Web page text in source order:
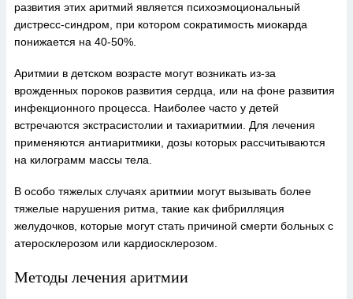
развития этих аритмий является психоэмоциональный
дистресс-синдром, при котором сократимость миокарда
понижается на 40-50%.
Аритмии в детском возрасте могут возникать из-за
врожденных пороков развития сердца, или на фоне развития
инфекционного процесса. Наиболее часто у детей
встречаются экстрасистолии и тахиаритмии. Для лечения
применяются антиаритмики, дозы которых рассчитываются
на килограмм массы тела.
В особо тяжелых случаях аритмии могут вызывать более
тяжелые нарушения ритма, такие как фибрилляция
желудочков, которые могут стать причиной смерти больных с
атеросклерозом или кардиосклерозом.
Методы лечения аритмии